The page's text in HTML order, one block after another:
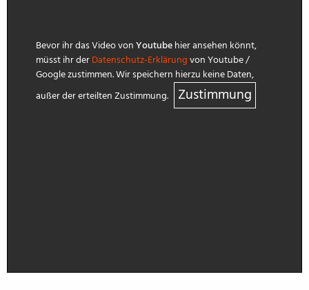
Bevor ihr das Video vonYoutubehier ansehen könnt,
müsst ihr derDatenschutz-Erklärungvon Youtube /
Google zustimmen. Wir speichern hierzu keine Daten,
außer der erteilten Zustimmung.
Zustimmung